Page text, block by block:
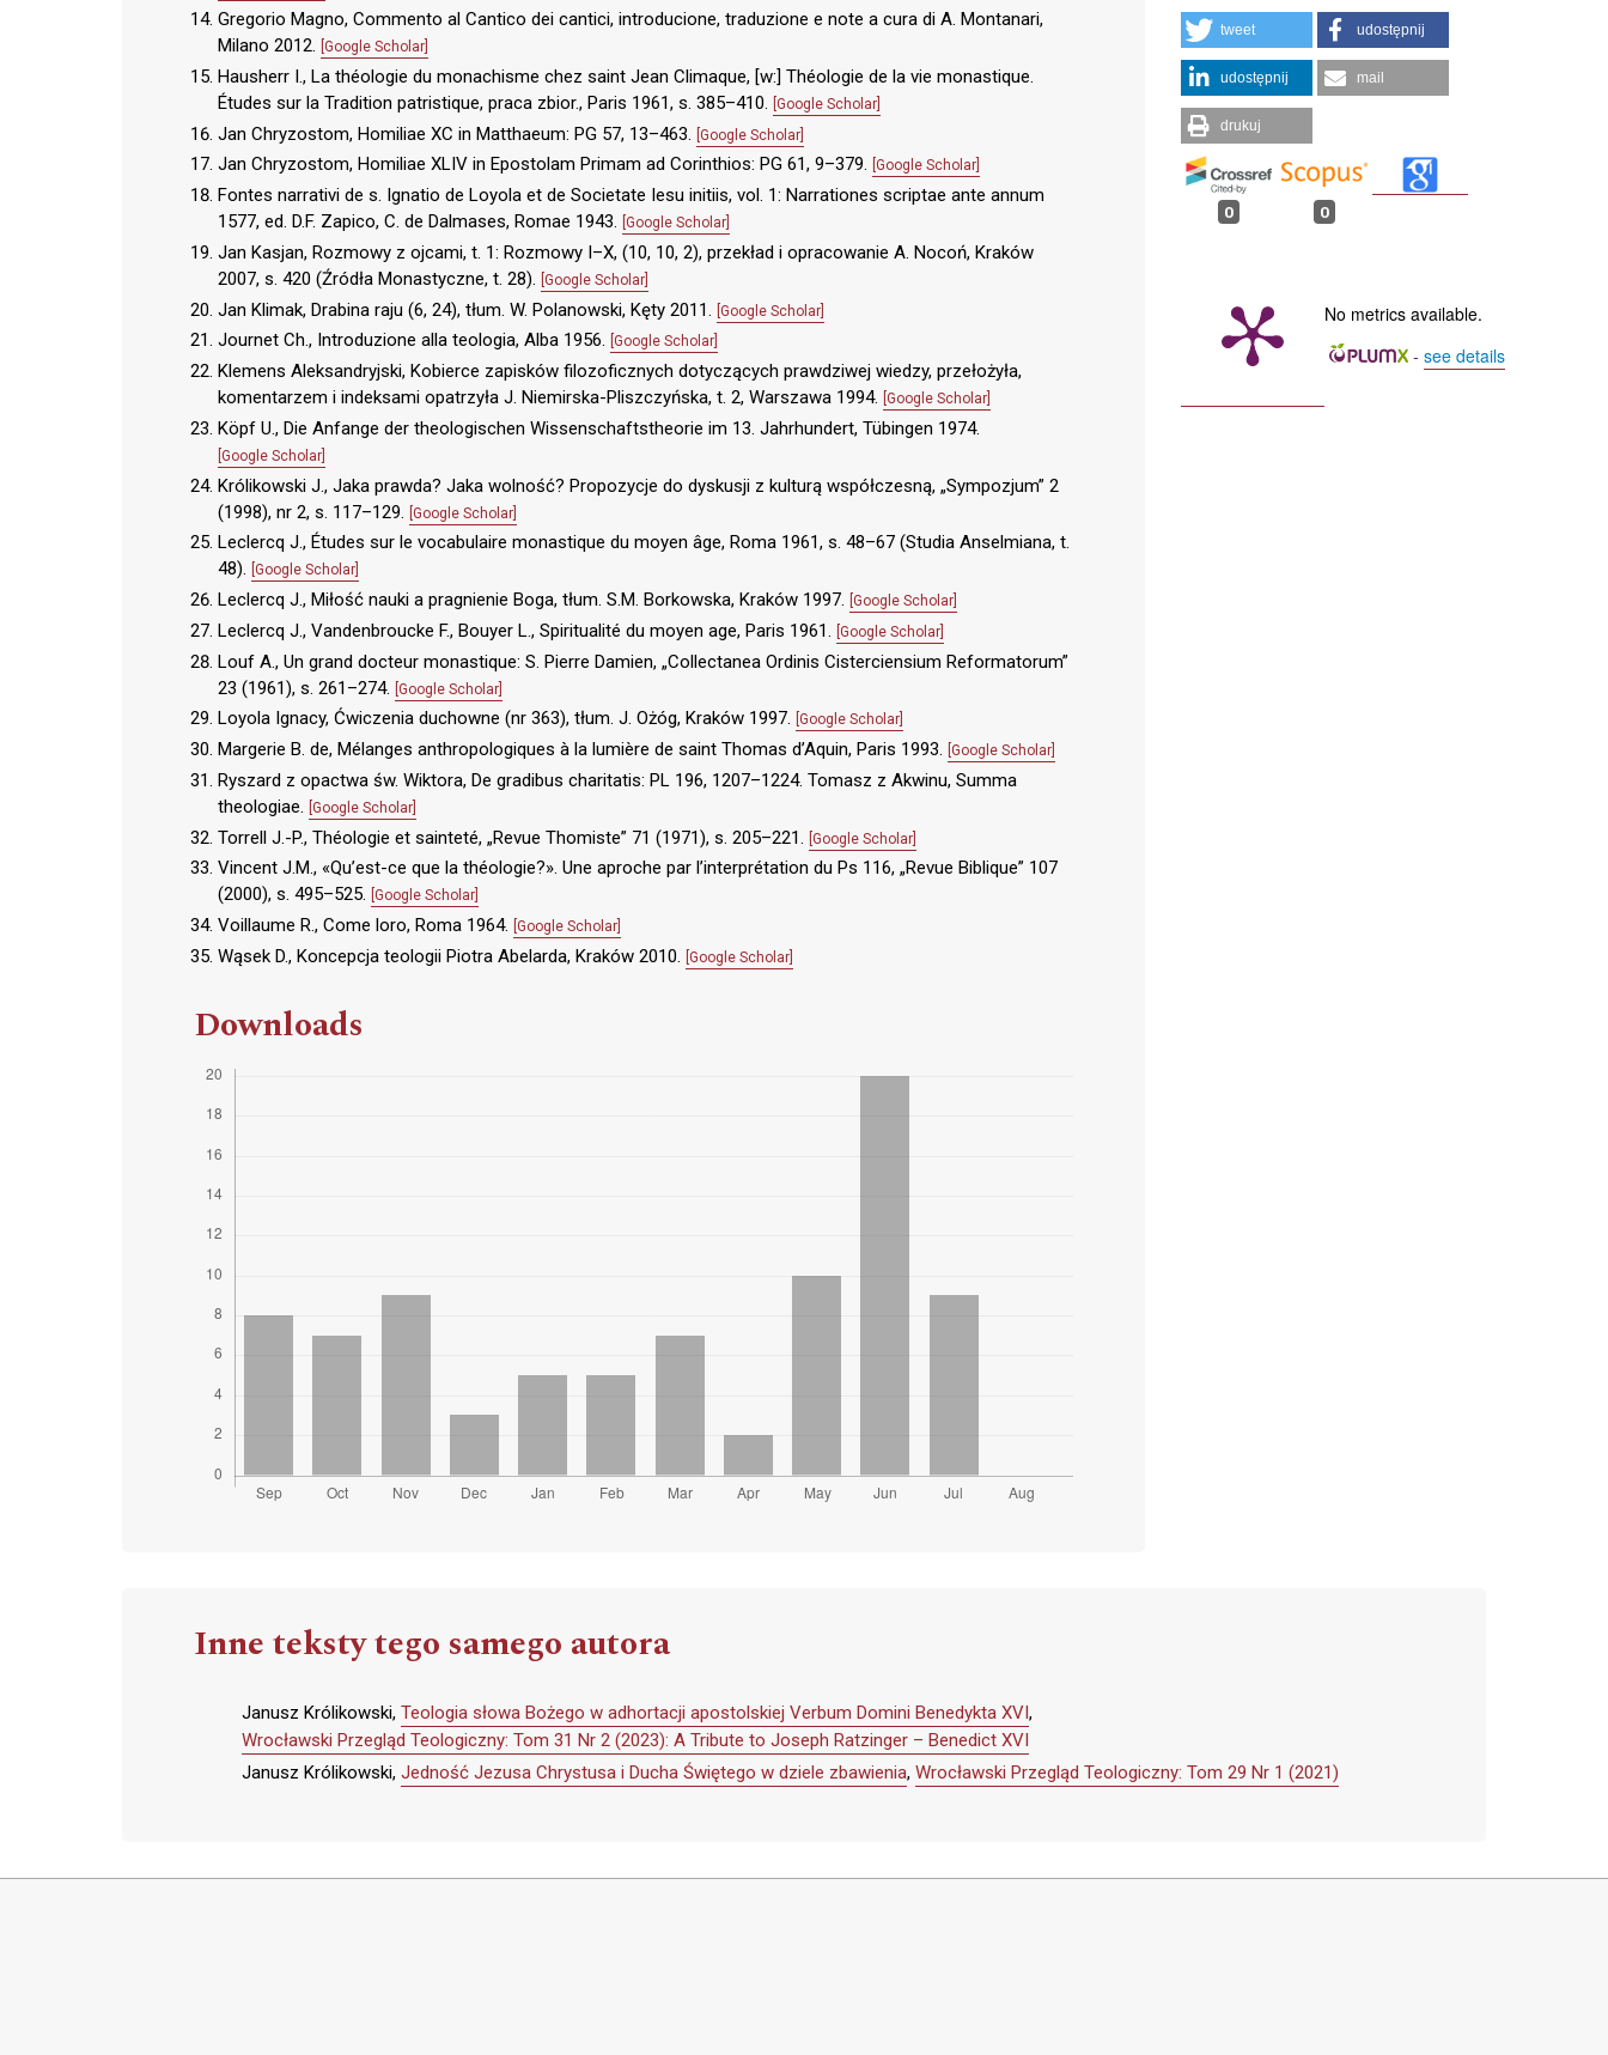
Gregorio Magno, Commento al Cantico dei cantici, introducione, traduzione e note a cura di A. Montanari,
Milano 2012. [Google Scholar]
Hausherr I., La théologie du monachisme chez saint Jean Climaque, [w:] Théologie de la vie monastique.
Études sur la Tradition patristique, praca zbior., Paris 1961, s. 385–410. [Google Scholar]
Jan Chryzostom, Homiliae XC in Matthaeum: PG 57, 13–463. [Google Scholar]
Jan Chryzostom, Homiliae XLIV in Epostolam Primam ad Corinthios: PG 61, 9–379. [Google Scholar]
Fontes narrativi de s. Ignatio de Loyola et de Societate Iesu initiis, vol. 1: Narrationes scriptae ante annum
1577, ed. D.F. Zapico, C. de Dalmases, Romae 1943. [Google Scholar]
Jan Kasjan, Rozmowy z ojcami, t. 1: Rozmowy I–X, (10, 10, 2), przekład i opracowanie A. Nocoń, Kraków
2007, s. 420 (Źródła Monastyczne, t. 28). [Google Scholar]
Jan Klimak, Drabina raju (6, 24), tłum. W. Polanowski, Kęty 2011. [Google Scholar]
Journet Ch., Introduzione alla teologia, Alba 1956. [Google Scholar]
Klemens Aleksandryjski, Kobierce zapisków filozoficznych dotyczących prawdziwej wiedzy, przełożyła,
komentarzem i indeksami opatrzyła J. Niemirska-Pliszczyńska, t. 2, Warszawa 1994. [Google Scholar]
Köpf U., Die Anfange der theologischen Wissenschaftstheorie im 13. Jahrhundert, Tübingen 1974.
[Google Scholar]
Królikowski J., Jaka prawda? Jaka wolność? Propozycje do dyskusji z kulturą współczesną, „Sympozjum” 2
(1998), nr 2, s. 117–129.
[Google Scholar]
Leclercq J., Études sur le vocabulaire monastique du moyen âge, Roma 1961, s. 48–67 (Studia Anselmiana, t.
48). [Google Scholar]
Leclercq J., Miłość nauki a pragnienie Boga, tłum. S.M. Borkowska, Kraków 1997. [Google Scholar]
Leclercq J., Vandenbroucke F., Bouyer L., Spiritualité du moyen age, Paris 1961. [Google Scholar]
Louf A., Un grand docteur monastique: S. Pierre Damien, „Collectanea Ordinis Cisterciensium Reformatorum”
23 (1961), s. 261–274.
[Google Scholar]
Loyola Ignacy, Ćwiczenia duchowne (nr 363), tłum. J. Ożóg, Kraków 1997. [Google Scholar]
Margerie B. de, Mélanges anthropologiques à la lumière de saint Thomas d’Aquin, Paris 1993. [Google Scholar]
Ryszard z opactwa św. Wiktora, De gradibus charitatis: PL 196, 1207–1224. Tomasz z Akwinu, Summa
theologiae. [Google Scholar]
Torrell J.-P., Théologie et sainteté, „Revue Thomiste” 71 (1971), s. 205–221. [Google Scholar]
Vincent J.M., «Qu’est-ce que la théologie?». Une aproche par l’interprétation du Ps 116, „Revue Biblique” 107
(2000), s. 495–525. [Google Scholar]
Voillaume R., Come loro, Roma 1964. [Google Scholar]
Wąsek D., Koncepcja teologii Piotra Abelarda, Kraków 2010. [Google Scholar]
Downloads
tweet udostępnij
udostępnij mail
drukuj
0 0
No metrics available.
- see details
Inne teksty tego samego autora
Janusz Królikowski, Teologia słowa Bożego w adhortacji apostolskiej Verbum Domini Benedykta XVI,
Wrocławski Przegląd Teologiczny: Tom 31 Nr 2 (2023): A Tribute to Joseph Ratzinger – Benedict XVI
Janusz Królikowski, Jedność Jezusa Chrystusa i Ducha Świętego w dziele zbawienia, Wrocławski Przegląd Teologiczny: Tom 29 Nr 1 (2021)